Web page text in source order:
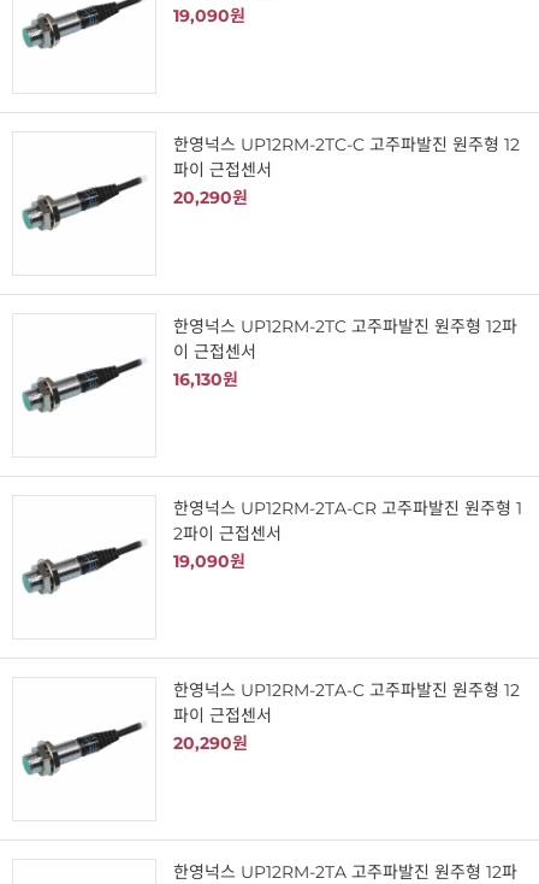
19,090원
한영넉스 UP12RM-2TC-C 고주파발진 원주형 12
파이 근접센서
20,290원
한영넉스 UP12RM-2TC 고주파발진 원주형 12파
이 근접센서
16,130원
한영넉스 UP12RM-2TA-CR 고주파발진 원주형 1
2파이 근접센서
19,090원
한영넉스 UP12RM-2TA-C 고주파발진 원주형 12
파이 근접센서
20,290원
한영넉스 UP12RM-2TA 고주파발진 원주형 12파